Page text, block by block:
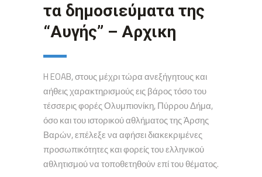
τα δημοσιεύματα της
“Αυγής” – Αρχικη
H EOAB, στους μέχρι τώρα ανεξήγητους και
αήθεις χαρακτηρισμούς εις βάρος τόσο του
τέσσερις φορές Ολυμπιονίκη, Πύρρου Δήμα,
όσο και του ιστορικού αθλήματος της Άρσης
Βαρών, επέλεξε να αφήσει διακεκριμένες
προσωπικότητες και φορείς του ελληνικού
αθλητισμού να τοποθετηθούν επί του θέματος.